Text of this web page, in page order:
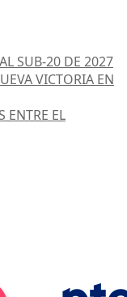
SUB-20 DE 2027
VICTORIA EN
ENTRE EL